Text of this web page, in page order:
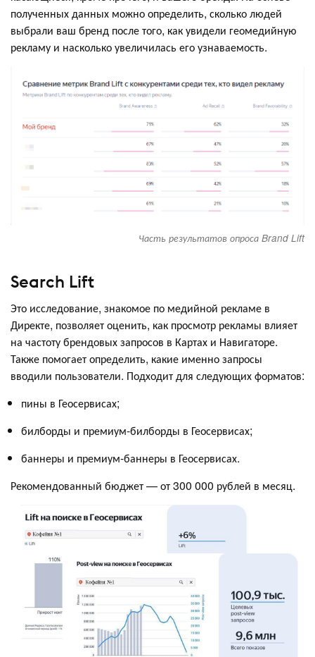
полученных данных можно определить, сколько людей
выбрали ваш бренд после того, как увидели геомедийную
рекламу и насколько увеличилась его узнаваемость.
Часть результатов опроса Brand Lift
Search Lift
Это исследование, знакомое по медийной рекламе в
Директе, позволяет оценить, как просмотр рекламы влияет
на частоту брендовых запросов в Картах и Навигаторе.
Также помогает определить, какие именно запросы
вводили пользователи. Подходит для следующих форматов:
пины в Геосервисах;
билборды и премиум-билборды в Геосервисах;
баннеры и премиум-баннеры в Геосервисах.
Рекомендованный бюджет — от 300 000 рублей в месяц.